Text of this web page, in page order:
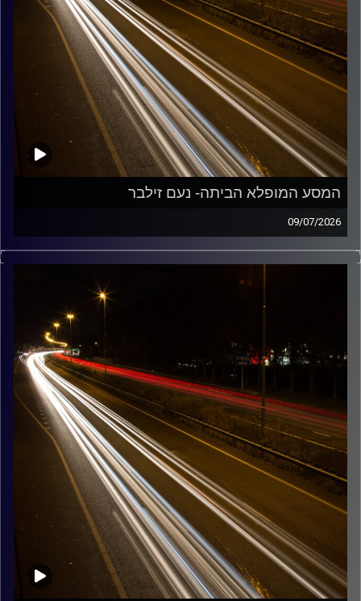
המסע המופלא הביתה- נעם זילבר
09/07/2026
מוזיקה שתלווה אותנו אחרי יום עבודה ארוך ותחזיר אותנו
הביתה בשלום נעם זילבר
קרדיט תמונות: